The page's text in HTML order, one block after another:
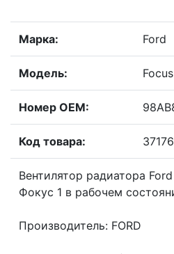
Марка: Ford
Модель:
Номер OEM:
Код товара:
Вентилятор радиатора
Фокус 1 в рабочем
Производитель: FORD